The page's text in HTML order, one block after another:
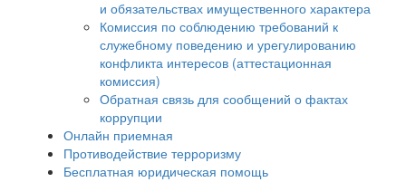
и обязательствах имущественного характера
Комиссия по соблюдению требований к
служебному поведению и урегулированию
конфликта интересов (аттестационная
комиссия)
Обратная связь для сообщений о фактах
коррупции
Онлайн приемная
Противодействие терроризму
Бесплатная юридическая помощь